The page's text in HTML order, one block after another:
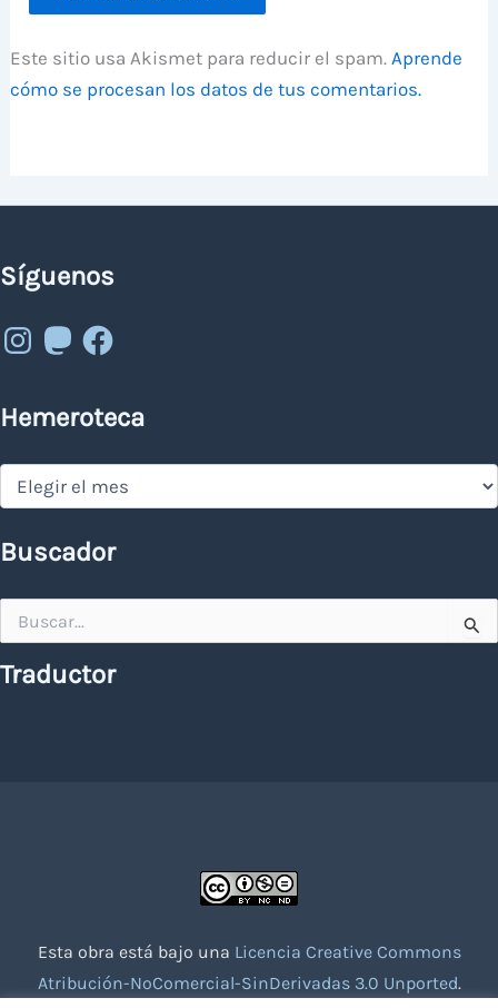
Este sitio usa Akismet para reducir el spam.Aprende
cómo se procesan los datos de tus comentarios.
Síguenos
Instagram
MastodonFacebook
Hemeroteca
Hemeroteca
Buscador
por:
Traductor
Esta obra está bajo una Licencia Creative Commons
Atribución-NoComercial-SinDerivadas 3.0 Unported.